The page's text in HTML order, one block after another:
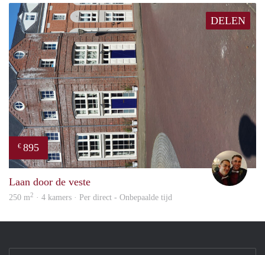
DELEN
€ 895
Laan door de veste
250 m2 · 4 kamers · Per direct - Onbepaalde tijd